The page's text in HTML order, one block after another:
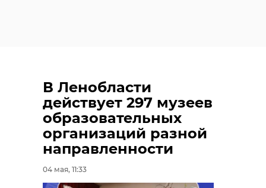
В Ленобласти
действует 297 музеев
образовательных
организаций разной
направленности
04 мая, 11:33